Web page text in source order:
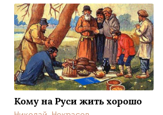
Кому на Руси жить хорошо